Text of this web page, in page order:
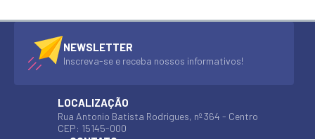
NEWSLETTER
Inscreva-se e receba nossos informativos!
LOCALIZAÇÃO
Rua Antonio Batista Rodrigues, nº 364 - Centro
CEP: 15145-000